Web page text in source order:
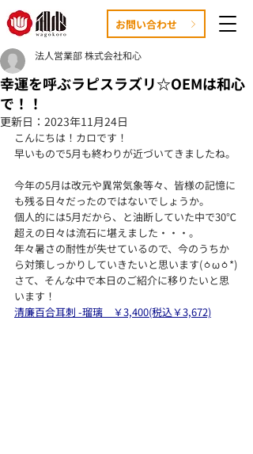
お問い合わせ
幸運を呼ぶラピスラズリ☆OEMは和心
で！！
法人営業部 株式会社和心
更新日： 2023年11月24日
こんにちは！カロです！
早いもので5月も終わりが近づいてきましたね。
今年の5月は改元や異常気象等々、皆様の記憶に
も残る日々だったのではないでしょうか。
個人的には5月だから、と油断していた中で30℃
超えの日々は流石に堪えました・・・。
年々暑さの耐性が失せているので、今のうちか
ら対策しっかりしていきたいと思います(ㆁωㆁ*)
さて、そんな中で本日のご紹介に移りたいと思
います！
清廉百合耳刺 -瑠璃　￥3,400(税込￥3,672)